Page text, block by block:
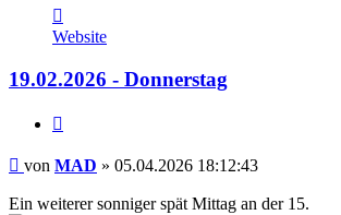
von
MAD
Website
19.02.2026 - Donnerstag
Beitrag
von MAD » 05.04.2026 18:12:43
Ein weiterer sonniger spät Mittag an der 15.